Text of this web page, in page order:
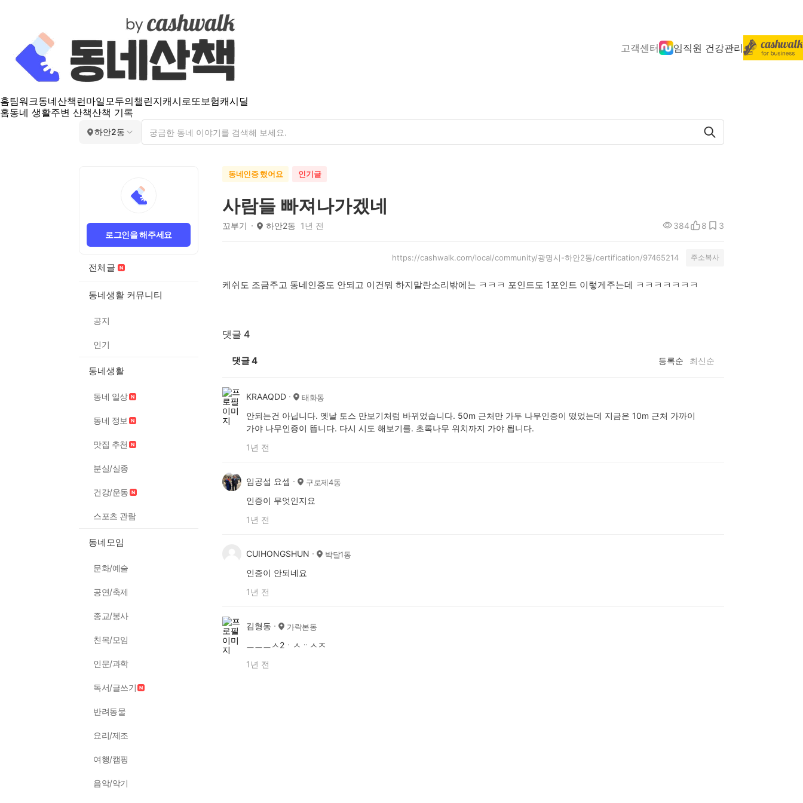
고객센터 임직원 건강관리
홈팀워크동네산책 런마일모두의챌린지캐시로또보험캐시딜
홈동네 생활주변 산책산책 기록
하안2동
로그인을 해주세요
전체글
동네생활 커뮤니티
공지
인기
동네생활
동네 일상
동네 정보
맛집 추천
분실/실종
건강/운동
스포츠 관람
동네모임
문화/예술
공연/축제
종교/봉사
친목/모임
인문/과학
독서/글쓰기
반려동물
요리/제조
여행/캠핑
음악/악기
동네인증 했어요 인기글
사람들 빠져나가겠네
꼬부기 하안2동 1년 전 384 8 3
https://cashwalk.com/local/community/광명시-하안2동/certification/97465214 주소복사
케쉬도 조금주고 동네인증도 안되고 이건뭐 하지말란소리밖에는 ㅋㅋㅋ 포인트도 1포인트 이렇게주는데 ㅋㅋㅋㅋㅋㅋㅋ
댓글 4
댓글4 등록순 최신순
KRAAQDD 태화동
안되는건 아닙니다. 옛날 토스 만보기처럼 바뀌었습니다. 50m 근처만 가두 나무인증이 떴었는데 지금은 10m 근처 가까이
가야 나무인증이 뜹니다. 다시 시도 해보기를. 초록나무 위치까지 가야 됩니다.
1년 전
임공섭 요셉 구로제4동
인증이 무엇인지요
1년 전
CUIHONGSHUN 박달1동
인증이 안되네요
1년 전
김형동 가락본동
ㅡㅡㅡㅅ2ㆍㅅᆢㅅㅈ
1년 전